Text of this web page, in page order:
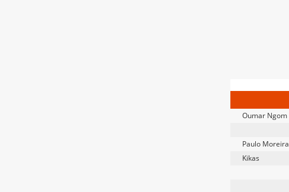
Oumar Ngom
Paulo Moreira
Kikas